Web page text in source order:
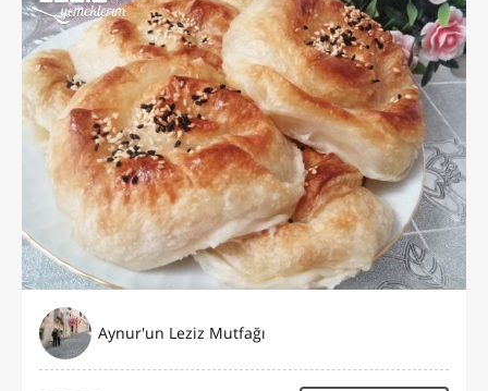
Aynur'un Leziz Mutfağı